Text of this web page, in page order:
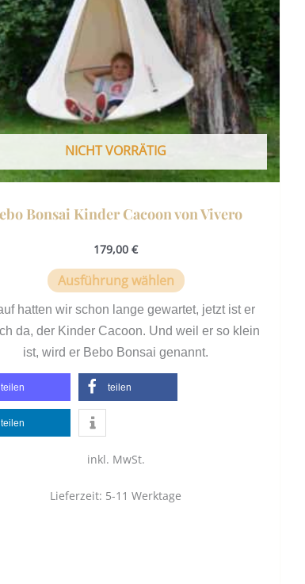
NICHT VORRÄTIG
Bonsai Kinder Cacoon von Vivero
179,00 €
Ausführung wählen
Optionen
können
auf
der
Produktseite
gewählt
werden
hatten wir schon lange gewartet, jetzt ist er
da, der Kinder Cacoon. Und weil er so klein
ist, wird er Bebo Bonsai genannt.
teilen teilen
teilen
inkl. MwSt.
Lieferzeit: 5-11 Werktage